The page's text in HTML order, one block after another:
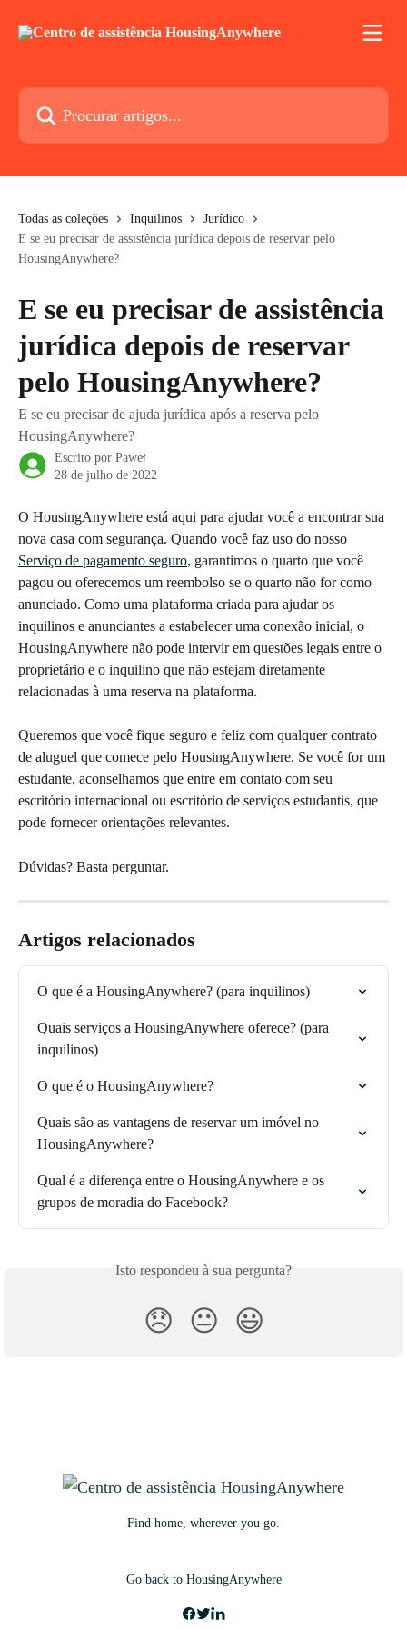
Procurar artigos...
Todas as coleções Inquilinos
Jurídico
E se eu precisar de assistência jurídica depois de reservar pelo
HousingAnywhere?
E se eu precisar de assistência
jurídica depois de reservar
pelo HousingAnywhere?
E se eu precisar de ajuda jurídica após a reserva pelo
HousingAnywhere?
Escrito por Paweł
28 de julho de 2022
O HousingAnywhere está aqui para ajudar você a encontrar sua
nova casa com segurança. Quando você faz uso do nosso
Serviço de pagamento seguro, garantimos o quarto que você
pagou ou oferecemos um reembolso se o quarto não for como
anunciado. Como uma plataforma criada para ajudar os
inquilinos e anunciantes a estabelecer uma conexão inicial, o
HousingAnywhere não pode intervir em questões legais entre o
proprietário e o inquilino que não estejam diretamente
relacionadas à uma reserva na plataforma.
Queremos que você fique seguro e feliz com qualquer contrato
de aluguel que comece pelo HousingAnywhere. Se você for um
estudante, aconselhamos que entre em contato com seu
escritório internacional ou escritório de serviços estudantis, que
pode fornecer orientações relevantes.
Dúvidas? Basta perguntar.
Artigos relacionados
O que é a HousingAnywhere? (para inquilinos)
Quais serviços a HousingAnywhere oferece? (para
inquilinos)
O que é o HousingAnywhere?
Quais são as vantagens de reservar um imóvel no
HousingAnywhere?
Qual é a diferença entre o HousingAnywhere e os
grupos de moradia do Facebook?
Isto respondeu à sua pergunta?
😞 😐 😃
Find home, wherever you go.
Go back to HousingAnywhere